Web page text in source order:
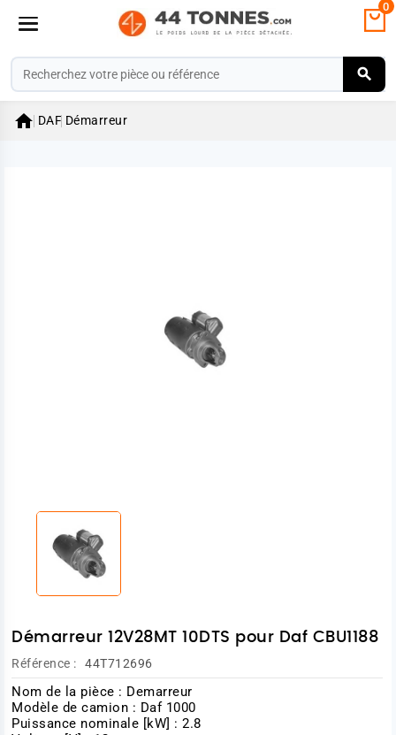
0
 DAF Démarreur
Démarreur 12V28MT 10DTS pour Daf CBU1188
Référence : 44T712696
Nom de la pièce : Demarreur
Modèle de camion : Daf 1000
Puissance nominale [kW] : 2.8